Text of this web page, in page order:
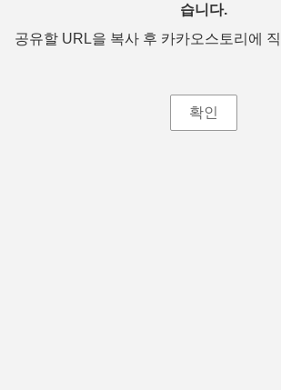
습니다.
공유할 URL을 복사 후 카카오스토리에
확인